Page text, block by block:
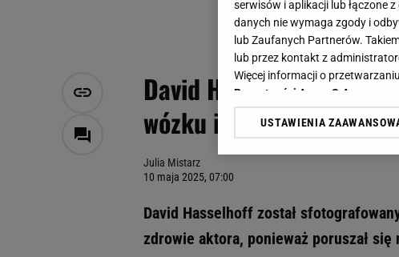
David Hasselhoff ma
wózku inwalidzkim
Julia Mistarz
10 maja 2025, 07:00
David Hasselhoff został
zdrowie aktora, ponieważ poruszał
serwisów i aplikacji lub łączone
danych nie wymaga zgody i
lub Zaufanych Partnerów.
lub przez kontakt z
Więcej informacji o
Prywatności Agora S.A.
Klikając „Akceptuję” wyrażasz
My, nasi Zaufani Partnerzy i
Użycie dokładnych danych
USTAWIENIA